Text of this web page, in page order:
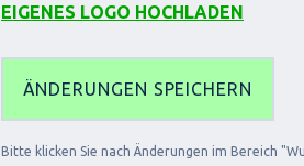
EIGENES LOGO HOCHLADEN
ÄNDERUNGEN SPEICHERN
Bitte klicken Sie nach Änderungen im Bereich